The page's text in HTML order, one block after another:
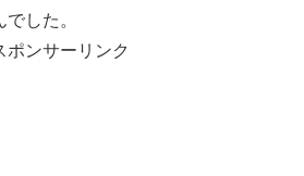
した。
ポンサーリンク